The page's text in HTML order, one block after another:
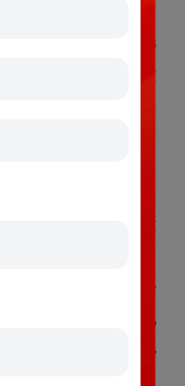
trees
a stark contrast
mùa đông của
trơ trụi, tạo nên
(n) - động vật
of
winter
adapted to the
thể nhìn thấy